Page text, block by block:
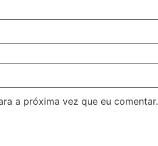
a próxima vez que eu comentar.